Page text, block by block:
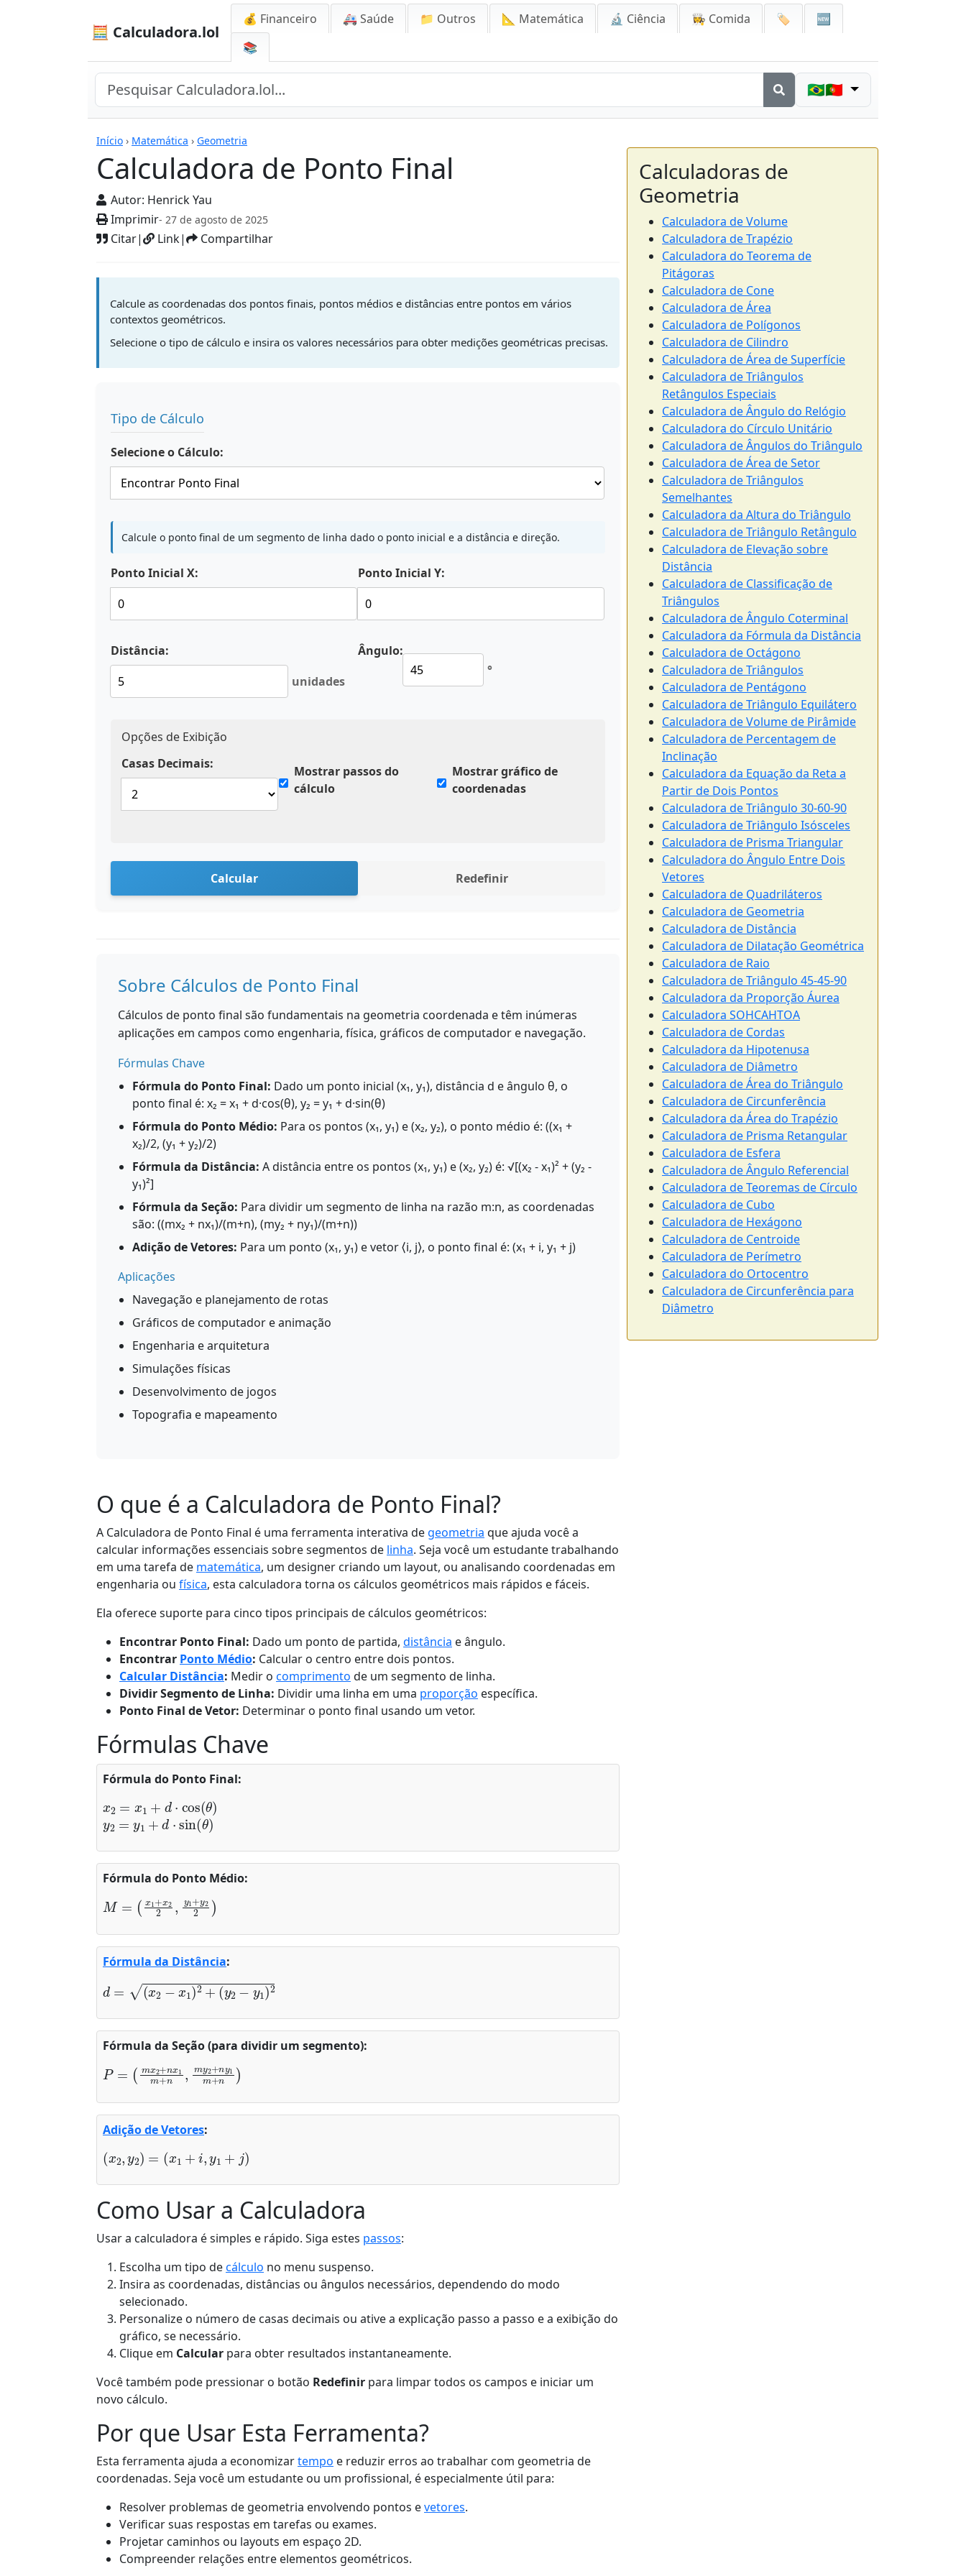
🧮 Calculadora.lol
💰 Financeiro 🚑 Saúde 📁 Outros 📐 Matemática 🔬 Ciência 👩‍🍳 Comida 🏷️
🆕
📚
🇧🇷🇵🇹
Início › Matemática › Geometria
Calculadora de Ponto Final
Autor: Henrick Yau
Imprimir- 27 de agosto de 2025
Citar| Link| Compartilhar
Calculadoras
Calcule as coordenadas dos pontos finais, pontos médios e distâncias entre pontos em vários
contextos geométricos.
Selecione o tipo de cálculo e insira os valores necessários para obter medições geométricas precisas.
Tipo de Cálculo
Selecione o Cálculo:
Calcule o ponto final de um segmento de linha dado o ponto inicial e a distância e direção.
Ponto Inicial X: Ponto Inicial Y:
Distância:
unidades
Ângulo:
°
Opções de Exibição
Casas Decimais:
Mostrar passos do
cálculo
Mostrar gráfico de
coordenadas
Calcular Redefinir
Sobre Cálculos de Ponto Final
Cálculos de ponto final são fundamentais na geometria coordenada e têm inúmeras
aplicações em campos como engenharia, física, gráficos de computador e navegação.
Fórmulas Chave
Fórmula do Ponto Final: Dado um ponto inicial (x₁, y₁), distância d e ângulo θ, o
ponto final é: x₂ = x₁ + d·cos(θ), y₂ = y₁ + d·sin(θ)
Fórmula do Ponto Médio: Para os pontos (x₁, y₁) e (x₂, y₂), o ponto médio é: ((x₁ +
x₂)/2, (y₁ + y₂)/2)
Fórmula da Distância: A distância entre os pontos (x₁, y₁) e (x₂, y₂) é: √[(x₂ - x₁)² + (y₂ -
y₁)²]
Fórmula da Seção: Para dividir um segmento de linha na razão m:n, as coordenadas
são: ((mx₂ + nx₁)/(m+n), (my₂ + ny₁)/(m+n))
Adição de Vetores: Para um ponto (x₁, y₁) e vetor ⟨i, j⟩, o ponto final é: (x₁ + i, y₁ + j)
Aplicações
Navegação e planejamento de rotas
Gráficos de computador e animação
Engenharia e arquitetura
Simulações físicas
Desenvolvimento de jogos
Topografia e mapeamento
O que é a Calculadora de Ponto Final?
A Calculadora de Ponto Final é uma ferramenta interativa de geometria que ajuda você a
calcular informações essenciais sobre segmentos de linha. Seja você um estudante trabalhando
em uma tarefa de matemática, um designer criando um layout, ou analisando coordenadas em
engenharia ou física, esta calculadora torna os cálculos geométricos mais rápidos e fáceis.
Ela oferece suporte para cinco tipos principais de cálculos geométricos:
Encontrar Ponto Final: Dado um ponto de partida, distância e ângulo.
Encontrar Ponto Médio: Calcular o centro entre dois pontos.
Calcular Distância: Medir o comprimento de um segmento de linha.
Dividir Segmento de Linha: Dividir uma linha em uma proporção específica.
Ponto Final de Vetor: Determinar o ponto final usando um vetor.
Fórmulas Chave
Fórmula do Ponto Final:
cos
y2 =y 1+ d⋅ sin (θ)
Fórmula do Ponto Médio:
M=
(x 1 2 2 y1 y22)
Fórmula da Distância:
d −x1)2+(y2−y1)2
Fórmula da Seção (para dividir um segmento):
P=
(m +nx1m+ n,my2+ n
Adição de Vetores:
(x 2) 1
Como Usar a Calculadora
Usar a calculadora é simples e rápido. Siga estes passos:
Escolha um tipo decálculo no menu suspenso.
Insira as coordenadas, distâncias ou ângulos necessários, dependendo do modo
selecionado.
Personalize o número de casas decimais ou ative a explicação passo a passo e a exibição do
gráfico, se necessário.
Clique em Calcular para obter resultados instantaneamente.
Você também pode pressionar o botão Redefinir para limpar todos os campos e iniciar um
novo cálculo.
Por que Usar Esta Ferramenta?
Esta ferramenta ajuda a economizartempo e reduzir erros ao trabalhar com geometria de
coordenadas. Seja você um estudante ou um profissional, é especialmente útil para:
Resolver problemas de geometria envolvendo pontos evetores.
Verificar suas respostas em tarefas ou exames.
Projetar caminhos ou layouts em espaço 2D.
Compreender relações entre elementos geométricos.
Calculadoras de
Geometria
Calculadora de Volume
Calculadora de Trapézio
Calculadora do Teorema de
Pitágoras
Calculadora de Cone
Calculadora de Área
Calculadora de Polígonos
Calculadora de Cilindro
Calculadora de Área de Superfície
Calculadora de Triângulos
Retângulos Especiais
Calculadora de Ângulo do Relógio
Calculadora do Círculo Unitário
Calculadora de Ângulos do Triângulo
Calculadora de Área de Setor
Calculadora de Triângulos
Semelhantes
Calculadora da Altura do Triângulo
Calculadora de Triângulo Retângulo
Calculadora de Elevação sobre
Distância
Calculadora de Classificação de
Triângulos
Calculadora de Ângulo Coterminal
Calculadora da Fórmula da Distância
Calculadora de Octágono
Calculadora de Triângulos
Calculadora de Pentágono
Calculadora de Triângulo Equilátero
Calculadora de Volume de Pirâmide
Calculadora de Percentagem de
Inclinação
Calculadora da Equação da Reta a
Partir de Dois Pontos
Calculadora de Triângulo 30-60-90
Calculadora de Triângulo Isósceles
Calculadora de Prisma Triangular
Calculadora do Ângulo Entre Dois
Vetores
Calculadora de Quadriláteros
Calculadora de Geometria
Calculadora de Distância
Calculadora de Dilatação Geométrica
Calculadora de Raio
Calculadora de Triângulo 45-45-90
Calculadora da Proporção Áurea
Calculadora SOHCAHTOA
Calculadora de Cordas
Calculadora da Hipotenusa
Calculadora de Diâmetro
Calculadora de Área do Triângulo
Calculadora de Circunferência
Calculadora da Área do Trapézio
Calculadora de Prisma Retangular
Calculadora de Esfera
Calculadora de Ângulo Referencial
Calculadora de Teoremas de Círculo
Calculadora de Cubo
Calculadora de Hexágono
Calculadora de Centroide
Calculadora de Perímetro
Calculadora do Ortocentro
Calculadora de Circunferência para
Diâmetro